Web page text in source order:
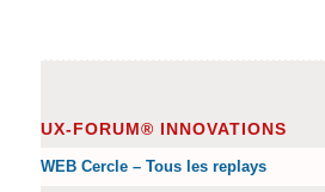
UX-FORUM® INNOVATIONS
WEB Cercle – Tous les replays